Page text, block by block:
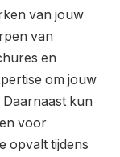
van jouw
van
en
om jouw
kun
voor
opvalt tijdens